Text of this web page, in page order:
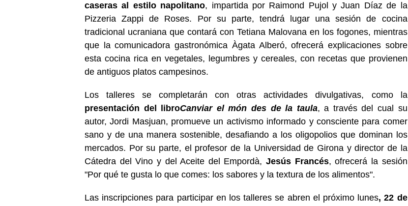
caseras al estilo napolitano, impartida por Raimond Pujol y Juan Díaz de la
Pizzeria Zappi de Roses. Por su parte, tendrá lugar una sesión de cocina
tradicional ucraniana que contará con Tetiana Malovana en los fogones, mientras
que la comunicadora gastronómica Àgata Alberó, ofrecerá explicaciones sobre
esta cocina rica en vegetales, legumbres y cereales, con recetas que provienen
de antiguos platos campesinos.
Los talleres se completarán con otras actividades divulgativas, como la
presentación del libroCanviar el món des de la taula, a través del cual su
autor, Jordi Masjuan, promueve un activismo informado y consciente para comer
sano y de una manera sostenible, desafiando a los oligopolios que dominan los
mercados. Por su parte, el profesor de la Universidad de Girona y director de la
Cátedra del Vino y del Aceite del Empordà, Jesús Francés, ofrecerá la sesión
"Por qué te gusta lo que comes: los sabores y la textura de los alimentos".
Las inscripciones para participar en los talleres se abren el próximo lunes, 22 de